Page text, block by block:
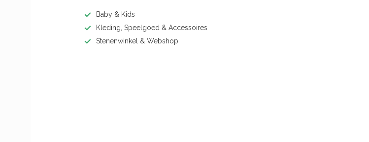
Baby & Kids
Kleding, Speelgoed & Accessoires
Stenenwinkel & Webshop